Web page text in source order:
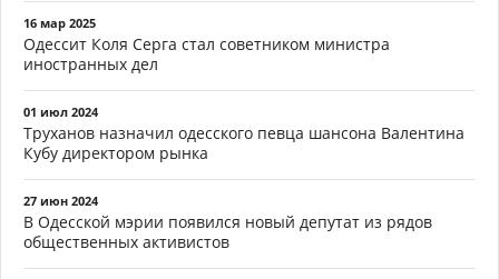
16 мар 2025
Одессит Коля Серга стал советником министра
иностранных дел
01 июл 2024
Труханов назначил одесского певца шансона Валентина
Кубу директором рынка
27 июн 2024
В Одесской мэрии появился новый депутат из рядов
общественных активистов